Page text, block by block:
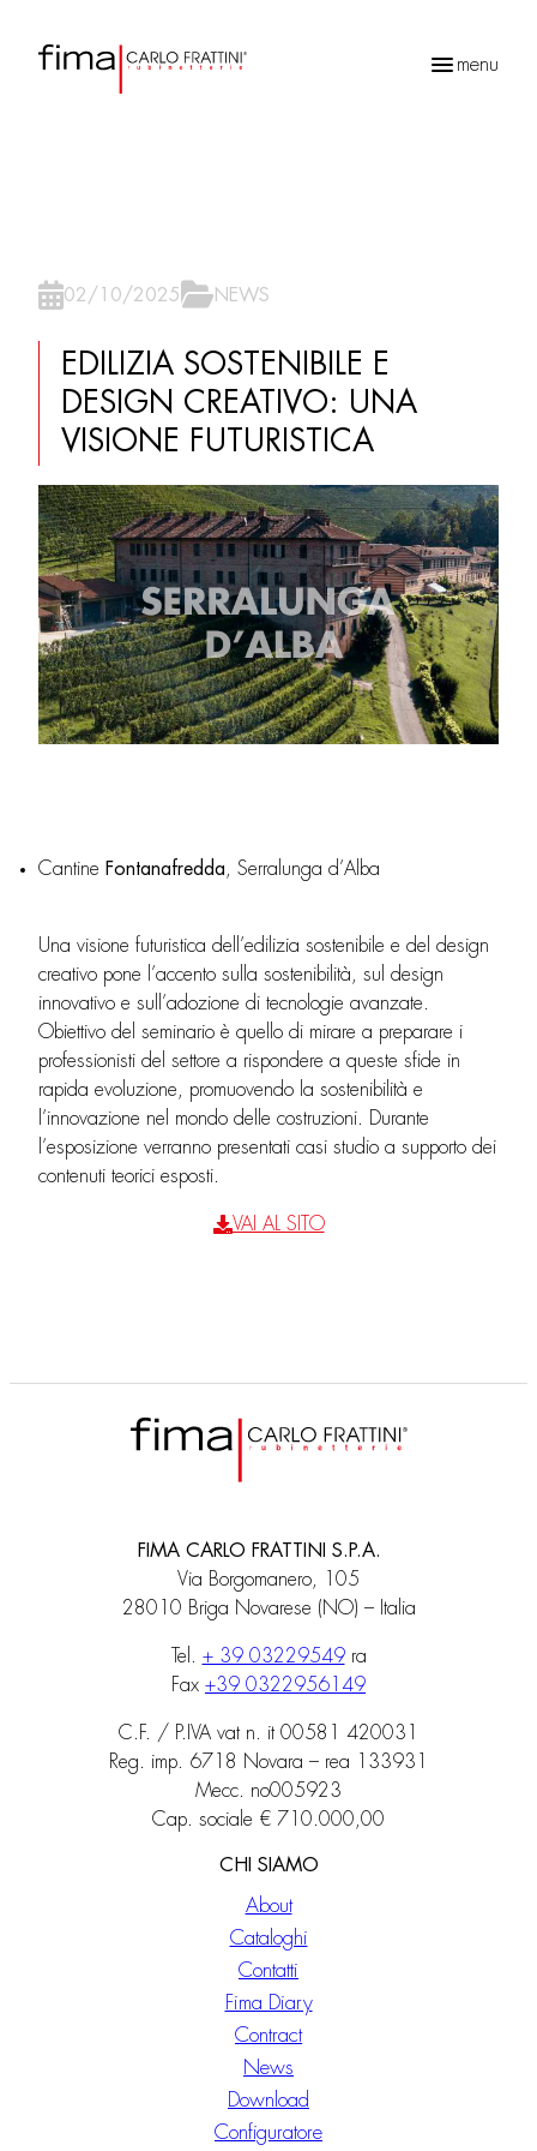
menu
02/10/2025 NEWS
EDILIZIA SOSTENIBILE E
DESIGN CREATIVO: UNA
VISIONE FUTURISTICA
Cantine Fontanafredda, Serralunga d’Alba
Una visione futuristica dell’edilizia sostenibile e del design
creativo pone l’accento sulla sostenibilità, sul design
innovativo e sull’adozione di tecnologie avanzate.
Obiettivo del seminario è quello di mirare a preparare i
professionisti del settore a rispondere a queste sfide in
rapida evoluzione, promuovendo la sostenibilità e
l’innovazione nel mondo delle costruzioni. Durante
l’esposizione verranno presentati casi studio a supporto dei
contenuti teorici esposti.
VAI AL SITO
FIMA CARLO FRATTINI S.P.A.
Via Borgomanero, 105
28010 Briga Novarese (NO) – Italia
Tel. + 39 03229549ra
Fax +39 0322956149
C.F. / P.IVA vat n. it 00581 420031
Reg. imp. 6718 Novara – rea 133931
Mecc. no005923
Cap. sociale € 710.000,00
CHI SIAMO
About
Cataloghi
Contatti
Fima Diary
Contract
News
Download
Configuratore